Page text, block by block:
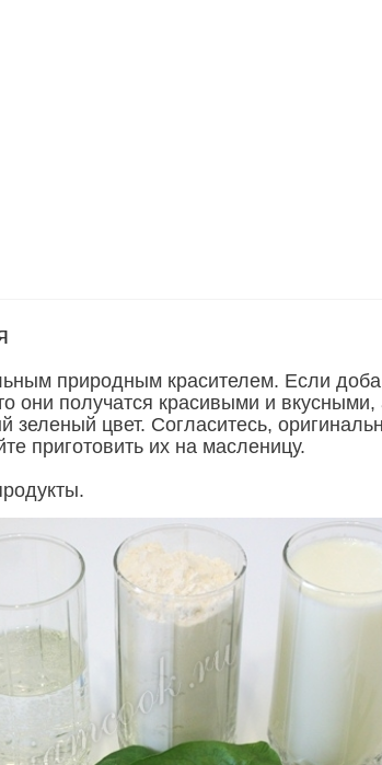
природным красителем. Если
они получатся красивыми и вкусными,
зеленый цвет. Согласитесь,
приготовить их на масленицу.